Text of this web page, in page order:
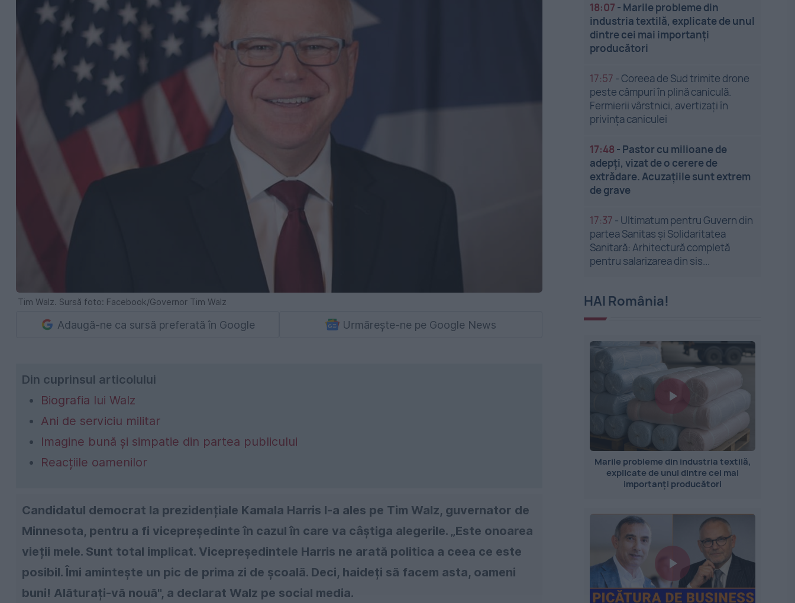
Tim Walz. Sursă foto: Facebook/Governor Tim Walz
Adaugă-ne ca sursă preferată în Google Urmărește-ne pe Google News
Din cuprinsul articolului
Biografia lui Walz
Ani de serviciu militar
Imagine bună și simpatie din partea publicului
Reacțiile oamenilor
Candidatul democrat la prezidențiale Kamala Harris l-a ales pe Tim Walz, guvernator de
Minnesota, pentru a fi vicepreședinte în cazul în care va câștiga alegerile. „Este onoarea
vieții mele. Sunt total implicat. Vicepreședintele Harris ne arată politica a ceea ce este
posibil. Îmi amintește un pic de prima zi de școală. Deci, haideți să facem asta, oameni
buni! Alăturați-vă nouă", a declarat Walz pe social media.
18:07 - Marile probleme din
industria textilă, explicate de unul
dintre cei mai importanți
producători
17:57 -Coreea de Sud trimite drone
peste câmpuri în plină caniculă.
Fermierii vârstnici, avertizați în
privința caniculei
17:48 - Pastor cu milioane de
adepți, vizat de o cerere de
extrădare. Acuzațiile sunt extrem
de grave
17:37 - Ultimatum pentru Guvern din
partea Sanitas și Solidaritatea
Sanitară: Arhitectură completă
pentru salarizarea din sis...
HAI România!
Marile probleme din industria textilă,
explicate de unul dintre cei mai
importanți producători